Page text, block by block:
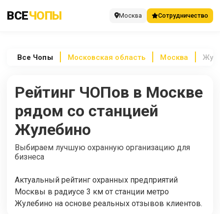
ВСЕЧОПЫ Москва Сотрудничество
Все Чопы Московская область Москва
Рейтинг ЧОПов в Москве
рядом со станцией
Жулебино
Выбираем лучшую охранную организацию для
бизнеса
Актуальный рейтинг охранных предприятий
Москвы в радиусе 3 км от станции метро
Жулебино на основе реальных отзывов клиентов.